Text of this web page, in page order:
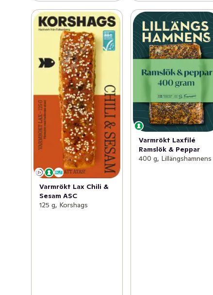
Varmrökt Lax Chili &
Sesam ASC
125 g, Korshags
Varmrökt Laxfilé
Ramslök & Peppar
400 g, Lillängshamnens